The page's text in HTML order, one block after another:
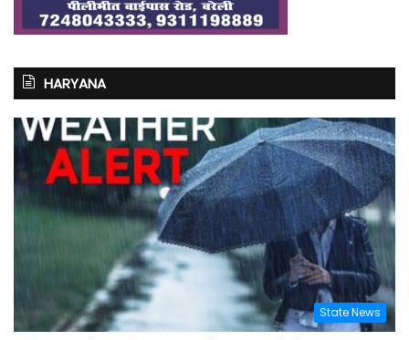
HARYANA
State News